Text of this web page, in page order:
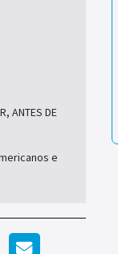
ANTES DE
e